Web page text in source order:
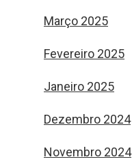
Março 2025
Fevereiro 2025
Janeiro 2025
Dezembro 2024
Novembro 2024